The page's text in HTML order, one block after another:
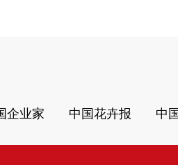
企业家 中国花卉报 中